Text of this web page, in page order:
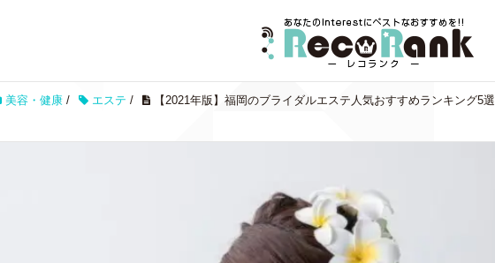
美容・健康 / エステ / 【2021年版】福岡のブライダルエステ人気おすすめランキング5選